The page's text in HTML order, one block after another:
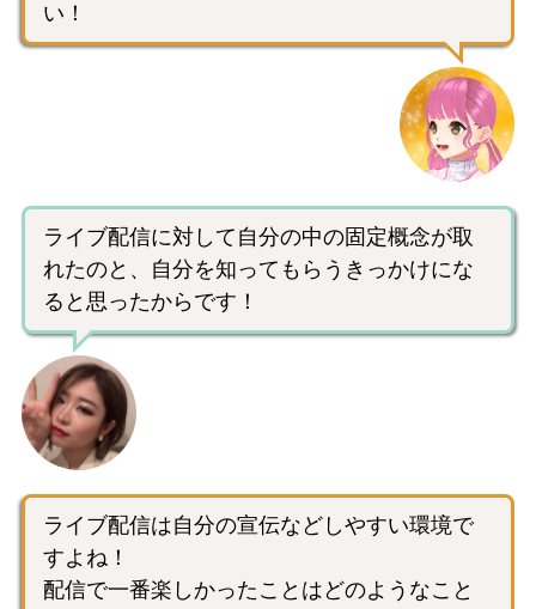
い！
ライブ配信に対して自分の中の固定概念が取
れたのと、自分を知ってもらうきっかけにな
ると思ったからです！
ライブ配信は自分の宣伝などしやすい環境で
すよね！
配信で一番楽しかったことはどのようなこと